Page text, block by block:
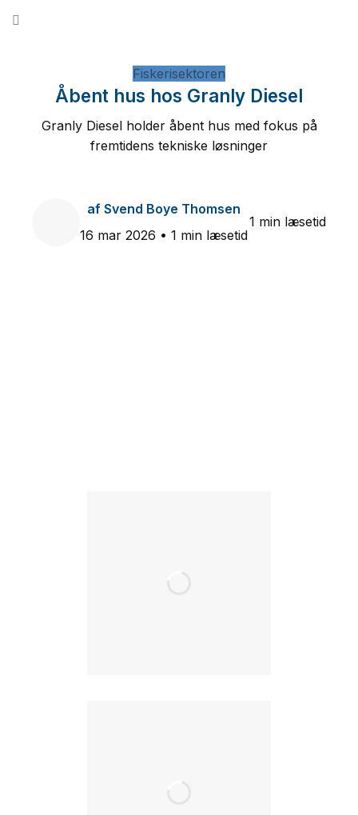
Fiskerisektoren
Åbent hus hos Granly Diesel
Granly Diesel holder åbent hus med fokus på
fremtidens tekniske løsninger
af Svend Boye Thomsen
16 mar 2026 • 1 min læsetid
1 min læsetid